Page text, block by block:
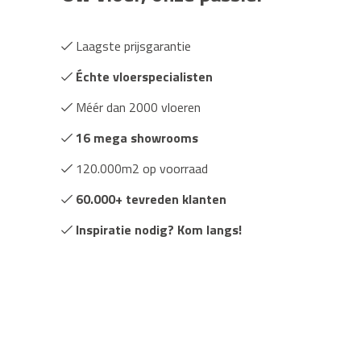
Laagste prijsgarantie
Échte vloerspecialisten
Méér dan 2000 vloeren
16 mega showrooms
120.000m2 op voorraad
60.000+ tevreden klanten
Inspiratie nodig? Kom langs!